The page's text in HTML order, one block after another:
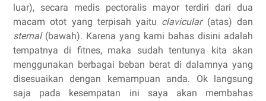
luar), secara medis pectoralis mayor terdiri dari dua
macam otot yang terpisah yaitu clavicular(atas) dan
sternal(bawah). Karena yang kami bahas disini adalah
tempatnya di fitnes, maka sudah tentunya kita akan
menggunakan berbagai beban berat di dalamnya yang
disesuaikan dengan kemampuan anda. Ok langsung
saja pada kesempatan ini saya akan membahas